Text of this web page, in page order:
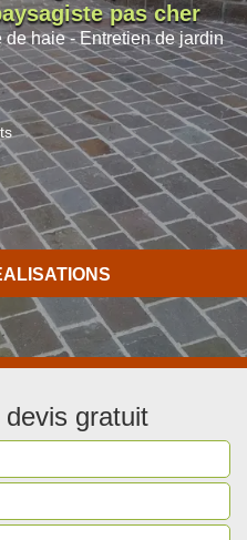
pas cher
de haie - Entretien de jardin
gratuit